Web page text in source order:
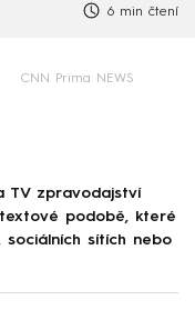
6 min čtení
CNN Prima NEWS
TV zpravodajství
podobě, které
sítích nebo